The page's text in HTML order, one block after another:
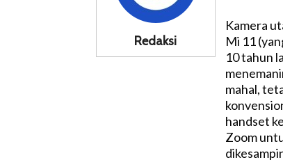
Redaksi
Kamera
Mi 11
10 tahun
mahal,
handset
Zoom